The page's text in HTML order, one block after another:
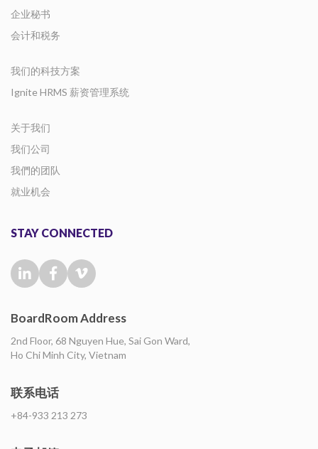
企业秘书
会计和税务
我们的科技方案
Ignite HRMS 薪资管理系统
关于我们
我们公司
我們的团队
就业机会
STAY CONNECTED
BoardRoom Address
2nd Floor, 68 Nguyen Hue, Sai Gon Ward,
Ho Chi Minh City, Vietnam
联系电话
+84-933 213 273